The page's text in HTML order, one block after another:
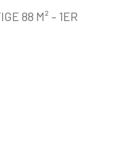
88 M² – 1ER